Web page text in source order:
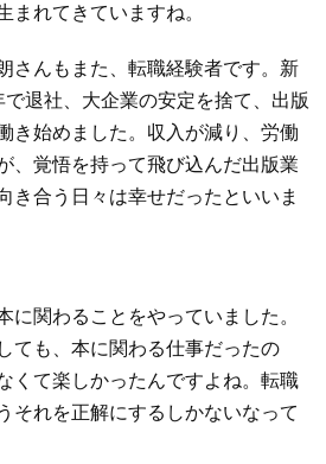
まれてきていますね。
さんもまた、転職経験者です。新
退社、大企業の安定を捨て、出版
き始めました。収入が減り、労働
、覚悟を持って飛び込んだ出版業
き合う日々は幸せだったといいま
に関わることをやっていました。
ても、本に関わる仕事だったの
くて楽しかったんですよね。転職
それを正解にするしかないなって